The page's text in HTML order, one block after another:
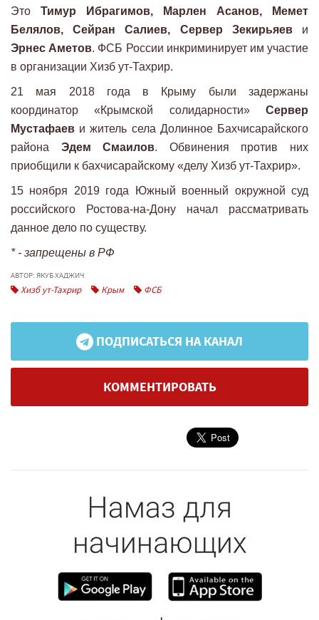
Это Тимур Ибрагимов, Марлен Асанов, Мемет
Белялов, Сейран Салиев, Сервер Зекирьяев и
Эрнес Аметов. ФСБ России инкриминирует им участие
в организации Хизб ут-Тахрир.
​21 мая 2018 года в Крыму были задержаны
координатор «Крымской солидарности» Сервер
Мустафаев и житель села Долинное Бахчисарайского
района Эдем Смаилов. Обвинения против них
приобщили к бахчисарайскому «делу Хизб ут-Тахрир».
15 ноября 2019 года Южный военный окружной суд
российского Ростова-на-Дону начал рассматривать
данное дело по существу.
* - запрещены в РФ
АВТОР: ЯКУБ ХАДЖИЧ
Хизб ут-Тахрир Крым ФСБ
ПОДПИСАТЬСЯ НА КАНАЛ
КОММЕНТИРОВАТЬ